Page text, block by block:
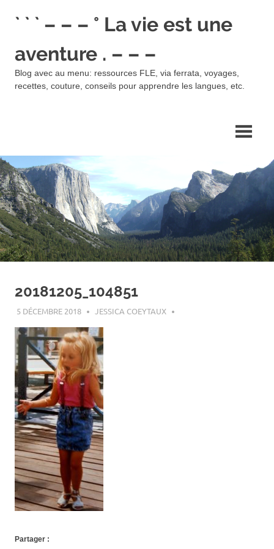
` ` ` – – – ° La vie est une
aventure . – – –
Blog avec au menu: ressources FLE, via ferrata, voyages,
recettes, couture, conseils pour apprendre les langues, etc.
20181205_104851
5 DÉCEMBRE 2018 JESSICA COEYTAUX
Partager :